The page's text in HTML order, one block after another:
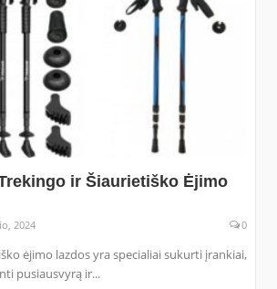
ir Šiaurietiško Ėjimo
2024 0
ėjimo lazdos yra specialiai sukurti įrankiai,
pusiausvyrą ir...